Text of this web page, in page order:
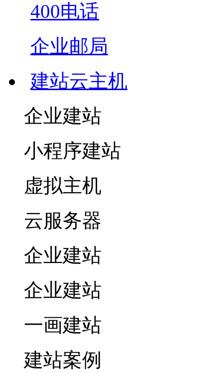
400电话
企业邮局
建站云主机
企业建站
小程序建站
虚拟主机
云服务器
企业建站
企业建站
一画建站
建站案例